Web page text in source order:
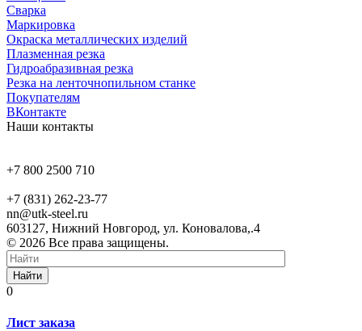
Сварка
Маркировка
Окраска металлических изделий
Плазменная резка
Гидроабразивная резка
Резка на ленточнопильном станке
Покупателям
ВКонтакте
Наши контакты
+7 800 2500 710
+7 (831) 262-23-77
nn@utk-steel.ru
603127, Нижний Новгород, ул. Коновалова,.4
© 2026 Все права защищены.
Найти
0
Лист заказа